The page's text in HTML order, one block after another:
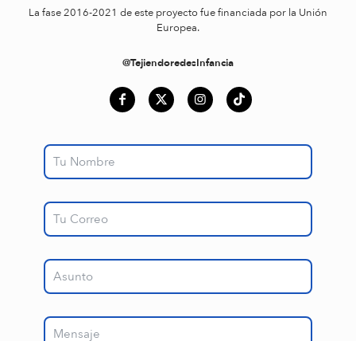
La fase 2016-2021 de este proyecto fue financiada por la Unión
Europea.
@TejiendoredesInfancia